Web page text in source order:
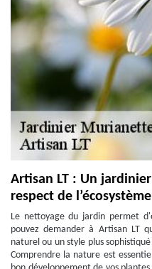
Artisan LT : Un
respect de l’écosystème
Le nettoyage du jardin permet
pouvez demander à Artisan LT
naturel ou un style plus
Comprendre la nature est